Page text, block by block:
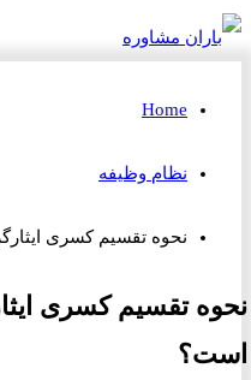
Home
نظام وظیفه
نحوه تقسیم کسری
تقسیم کسری